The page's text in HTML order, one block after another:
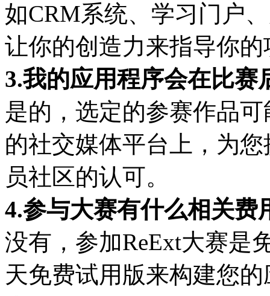
如CRM系统、学习门户
让你的创造力来指导你的
3.我的应用程序会在比赛
是的，选定的参赛作品可
的社交媒体平台上，为
员社区的认可。
4.参与大赛有什么相关费
没有，参加ReExt大赛是
天免费试用版来构建您